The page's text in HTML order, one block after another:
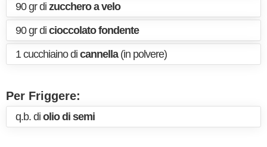
90 gr di zucchero a velo
90 gr di cioccolato fondente
1 cucchiaino di cannella(in polvere)
Per Friggere:
q.b. di olio di semi